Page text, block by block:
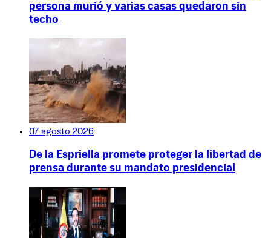
persona murió y varias casas quedaron sin
techo
07 agosto 2026
De la Espriella promete proteger la libertad de
prensa durante su mandato presidencial